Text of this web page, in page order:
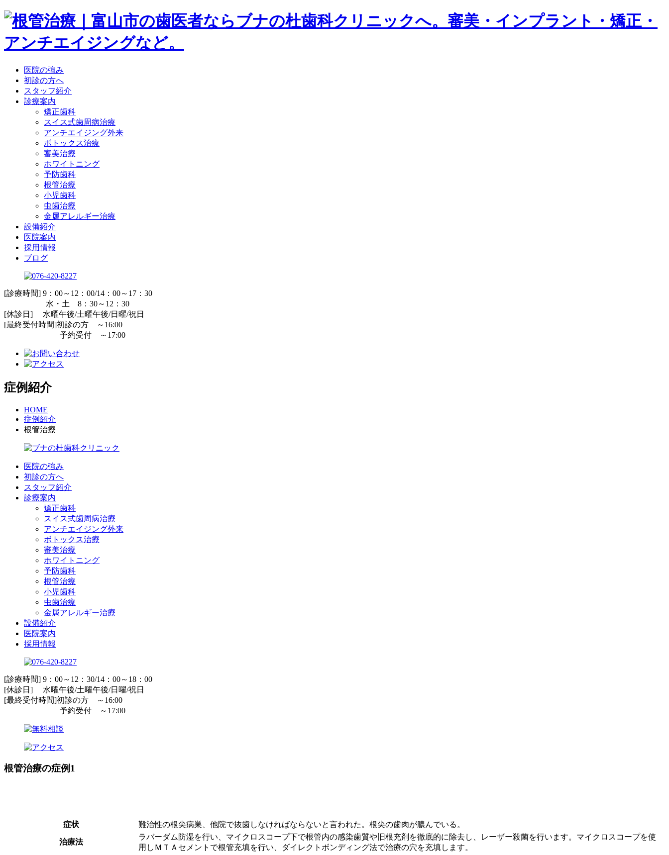
医院の強み
初診の方へ
スタッフ紹介
診療案内
矯正歯科
スイス式歯周病治療
アンチエイジング外来
ボトックス治療
審美治療
ホワイトニング
予防歯科
根管治療
小児歯科
虫歯治療
金属アレルギー治療
設備紹介
医院案内
採用情報
ブログ
[診療時間] 9：00～12：00/14：00～17：30
水・土 8：30～12：30
[休診日] 水曜午後/土曜午後/日曜/祝日
[最終受付時間]初診の方 ～16:00
予約受付 ～17:00
症例紹介
HOME
症例紹介
根管治療
医院の強み
初診の方へ
スタッフ紹介
診療案内
矯正歯科
スイス式歯周病治療
アンチエイジング外来
ボトックス治療
審美治療
ホワイトニング
予防歯科
根管治療
小児歯科
虫歯治療
金属アレルギー治療
設備紹介
医院案内
採用情報
[診療時間] 9：00～12：30/14：00～18：00
[休診日] 水曜午後/土曜午後/日曜/祝日
[最終受付時間]初診の方 ～16:00
予約受付 ～17:00
根管治療の症例1
症状 難治性の根尖病巣、他院で抜歯しなければならないと言われた。根尖の歯肉が膿んでいる。
治療法
ラバーダム防湿を行い、マイクロスコープ下で根管内の感染歯質や旧根充剤を徹底的に除去し、レーザー殺菌を行います。マイクロスコープを使
用しＭＴＡセメントで根管充填を行い、ダイレクトボンディング法で治療の穴を充填します。